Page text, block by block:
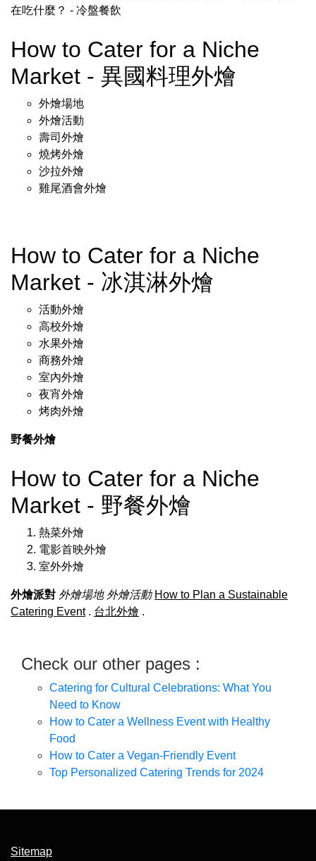
在吃什麼？ - 冷盤餐飲
How to Cater for a Niche
Market - 異國料理外燴
外燴場地
外燴活動
壽司外燴
燒烤外燴
沙拉外燴
雞尾酒會外燴
How to Cater for a Niche
Market - 冰淇淋外燴
活動外燴
高校外燴
水果外燴
商務外燴
室內外燴
夜宵外燴
烤肉外燴
野餐外燴
How to Cater for a Niche
Market - 野餐外燴
熱菜外燴
電影首映外燴
室外外燴
外燴派對 外燴場地 外燴活動 How to Plan a Sustainable
Catering Event. 台北外燴 .
Check our other pages :
Catering for Cultural Celebrations: What You
Need to Know
How to Cater a Wellness Event with Healthy
Food
How to Cater a Vegan-Friendly Event
Top Personalized Catering Trends for 2024
Sitemap